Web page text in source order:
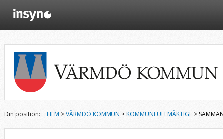
Din position: HEM >VÄRMDÖ KOMMUN >KOMMUNFULLMÄKTIGE >